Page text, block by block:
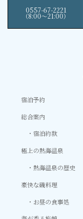
0557-67-2221
（8:00〜21:00）
宿泊予約
総合案内
宿泊約款
極上の熱海温泉
熱海温泉の歴史
豪快な磯料理
お昼の食事処